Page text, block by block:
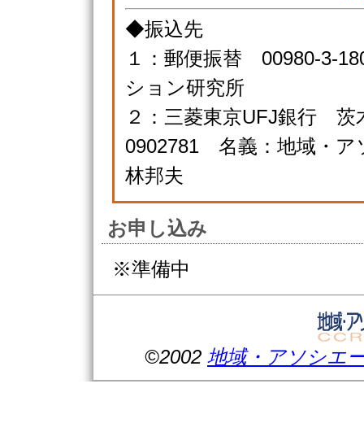
◆振込先
１：郵便振替 00980-3-
ション研究所
２：三菱東京UFJ銀行
0902781 名義：地域・
林邦夫
お申し込み
※準備中
©2002 地域・アソシエ